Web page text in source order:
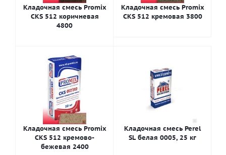
Кладочная смесь Promix
CKS 512 коричневая
4800
Кладочная смесь Promix
CKS 512 кремовая 3800
Кладочная смесь Promix
CKS 512 кремово-
бежевая 2400
Кладочная смесь Perel
SL белая 0005, 25 кг